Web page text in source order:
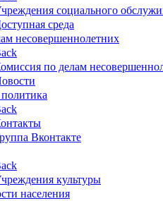
социального
среда
несовершеннолетних
по делам
Вконтакте
культуры
населения